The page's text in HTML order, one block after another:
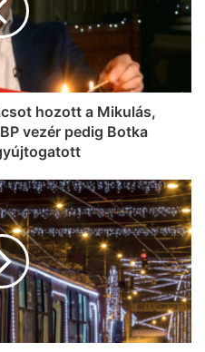
hozott a Mikulás,
vezér pedig Botka